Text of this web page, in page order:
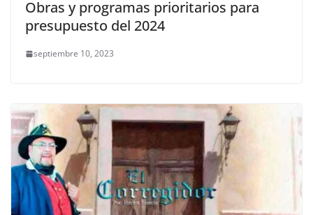
Obras y programas prioritarios para
presupuesto del 2024
septiembre 10, 2023